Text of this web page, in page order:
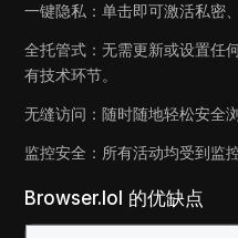
一键隐私：单击即可激活私密
全托管式：无需更新或设置
有技术环节。
无缝访问：随时随地轻松安全浏
监控安全：所有活动均受到监
Browser.lol 的优缺点